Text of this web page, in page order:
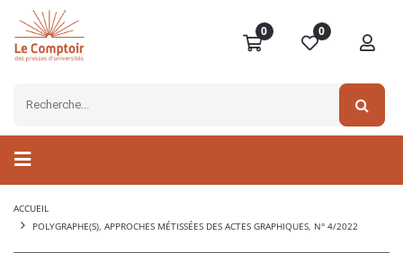
0 0
ACCUEIL
POLYGRAPHE(S), APPROCHES MÉTISSÉES DES ACTES GRAPHIQUES, N° 4/2022